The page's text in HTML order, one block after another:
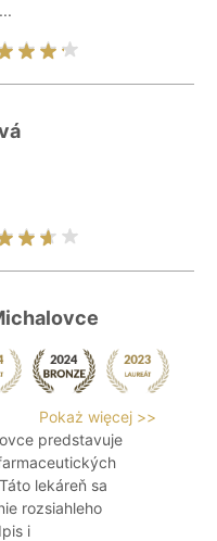
Pokaż więcej >>
predstavuje
lekáreň sa
rozsiahleho
i